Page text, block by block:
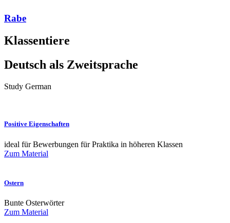
Rabe
Klassentiere
Deutsch als Zweitsprache
Study German
Positive Eigenschaften
ideal für Bewerbungen für Praktika in höheren Klassen
Zum Material
Ostern
Bunte Osterwörter
Zum Material